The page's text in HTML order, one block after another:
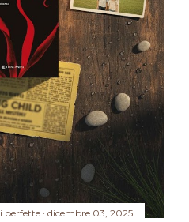
perfette dicembre 03, 2025